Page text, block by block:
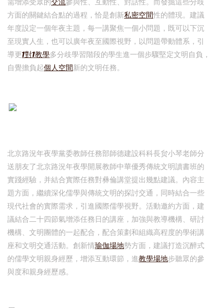
需增添受眾的交流參與性、互動性、對話性。而發掘這些分歧
方面的關鍵結合點的過程，恰是創新私密空間性的體現。建議
年度設定一個年夜主題，每一講聚焦一個小問題，既可以下沉
至現實人生，也可以廣年夜至國際視野，以問題帶動體系，引
導更1對1教學多分歧學習階段的學生進一個步驟堅定文明自負，
自覺擔負起個人空間新的文明任務。
北京路況年夜學黨委教師任務部師德建設科科長贠小琴老師分
送朋友了北京路況年夜學開展教師中華優秀傳統文明讀書班的
實踐經驗，并結合實際任務對彝倫講堂提出幾點建議。內容主
題方面，繼續深化儒學與傳統文明的探討交通，同時結合一些
現代社會的實際需求，引進國際儒學視野。活動邀約方面，建
議結合二十四節氣增添任務日的講座，加強與教導機構、研討
機構、文明團體的一起配合，配合策劃和組織高程度的學術講
座和文明交通活動。創新情瑜伽場地勢方面，建議打造沉醉式
的儒學文明親身經歷，增添互動環節，進教學場地步聽眾的參
與度和親身經歷感。